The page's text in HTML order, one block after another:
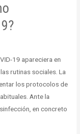
19 apareciera en
rutinas sociales. La
los protocolos de
Ante la
en concreto